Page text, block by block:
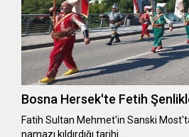
Bosna Hersek'te Fetih
Fatih Sultan Mehmet'in Sanski
namazı kıldırdığı tarihi …